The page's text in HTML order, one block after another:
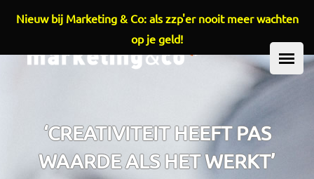
Overslaan en naar de inhoud gaan
‘CREATIVITEIT HEEFT PAS
WAARDE ALS HET WERKT’
Nieuw bij Marketing & Co: als zzp'er nooit meer wachten
op je geld!